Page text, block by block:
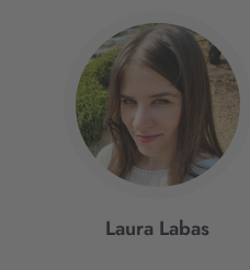
Laura Labas